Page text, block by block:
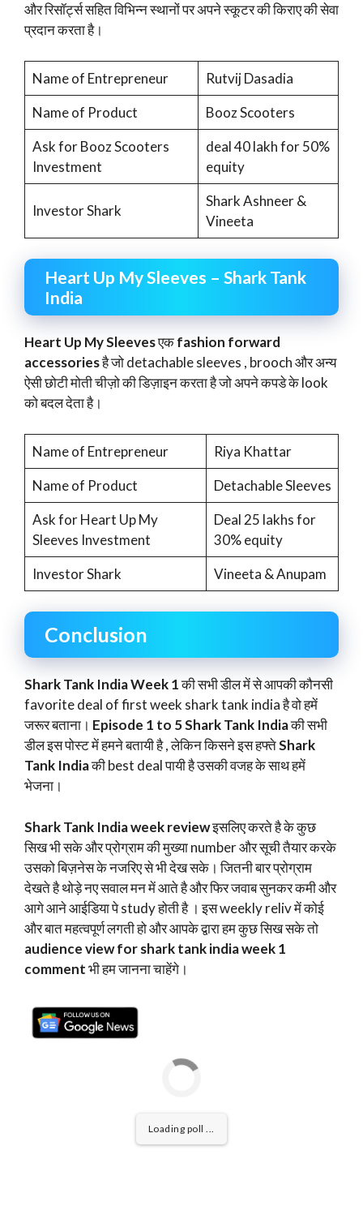
और रिसॉर्ट्स सहित विभिन्न स्थानों पर अपने स्कूटर की किराए की सेवा
प्रदान करता है।
Name of Entrepreneur
Rutvij Dasadia
Name of Product
Booz Scooters
Ask for Booz Scooters
Investment
deal 40 lakh for 50%
equity
Investor Shark
Shark Ashneer &
Vineeta
Heart Up My Sleeves – Shark Tank
India
Heart Up My Sleevesएकfashion forward
accessoriesहै जो detachable sleeves , brooch और अन्य
ऐसी छोटी मोती चीज़ो की डिज़ाइन करता है जो अपने कपडे के look
को बदल देता है।
Name of Entrepreneur
Riya Khattar
Name of Product
Detachable Sleeves
Ask for Heart Up My
Sleeves Investment
Deal 25 lakhs for
30% equity
Investor Shark
Vineeta & Anupam
Conclusion
Shark Tank India Week 1की सभी डील में से आपकी कौनसी
favorite deal of first week shark tank india है वो हमें
जरूर बताना। Episode 1 to 5 Shark Tank Indiaकी सभी
डील इस पोस्ट में हमने बतायी है , लेकिन किसने इस हफ्तेShark
Tank Indiaकी best deal पायी है उसकी वजह के साथ हमें
भेजना।
Shark Tank India week reviewइसलिए करते है के कुछ
सिख भी सके और प्रोग्राम की मुख्या number और सूची तैयार करके
उसको बिज़नेस के नजरिए से भी देख सके। जितनी बार प्रोग्राम
देखते है थोड़े नए सवाल मन में आते है और फिर जवाब सुनकर कमी और
आगे आने आईडिया पे study होती है । इस weekly reliv में कोई
और बात महत्वपूर्ण लगती हो और आपके द्वारा हम कुछ सिख सके तो
audience view for shark tank india week 1
commentभी हम जानना चाहेंगे।
Loading poll ...